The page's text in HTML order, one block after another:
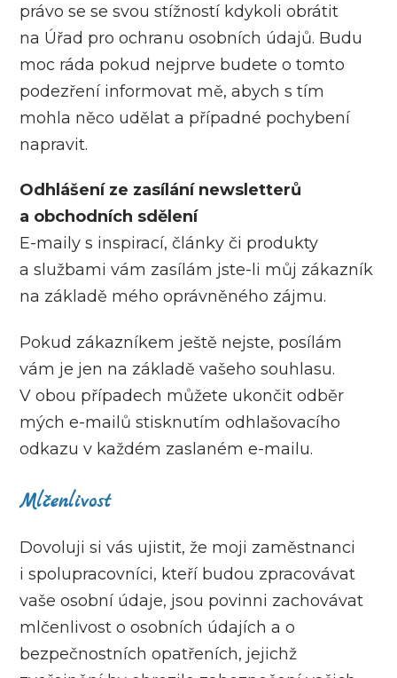
právo se se svou stížností kdykoli obrátit
na Úřad pro ochranu osobních údajů. Budu
moc ráda pokud nejprve budete o tomto
podezření informovat mě, abych s tím
mohla něco udělat a případné pochybení
napravit.
Odhlášení ze zasílání newsletterů
a obchodních sdělení
E-maily s inspirací, články či produkty
a službami vám zasílám jste-li můj zákazník
na základě mého oprávněného zájmu.
Pokud zákazníkem ještě nejste, posílám
vám je jen na základě vašeho souhlasu.
V obou případech můžete ukončit odběr
mých e-mailů stisknutím odhlašovacího
odkazu v každém zaslaném e-mailu.
Mlčenlivost
Dovoluji si vás ujistit, že moji zaměstnanci
i spolupracovníci, kteří budou zpracovávat
vaše osobní údaje, jsou povinni zachovávat
mlčenlivost o osobních údajích a o
bezpečnostních opatřeních, jejichž